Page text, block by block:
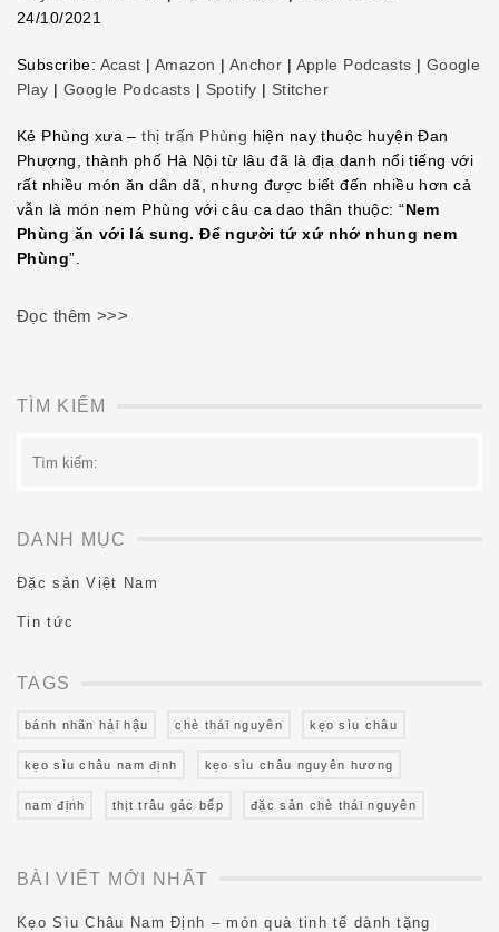
SHARE
LINK
EMBED
24/10/2021
Subscribe: Acast | Amazon | Anchor | Apple Podcasts | Google
Play | Google Podcasts | Spotify | Stitcher
Kẻ Phùng xưa –thị trấn Phùng hiện nay thuộc huyện Đan
Phượng, thành phố Hà Nội từ lâu đã là địa danh nổi tiếng với
rất nhiều món ăn dân dã, nhưng được biết đến nhiều hơn cả
vẫn là món nem Phùng với câu ca dao thân thuộc: “Nem
Phùng ăn với lá sung. Để người tứ xứ nhớ nhung nem
Phùng”.
Đọc thêm >>>
TÌM KIẾM
kiếm:
DANH MỤC
Đặc sản Việt Nam
Tin tức
TAGS
bánh nhãn hải hậu chè thái nguyên kẹo sìu châu
kẹo sìu châu nam định kẹo sìu châu nguyên hương
nam định thịt trâu gác bếp đặc sản chè thái nguyên
BÀI VIẾT MỚI NHẤT
Kẹo Sìu Châu Nam Định – món quà tinh tế dành tặng